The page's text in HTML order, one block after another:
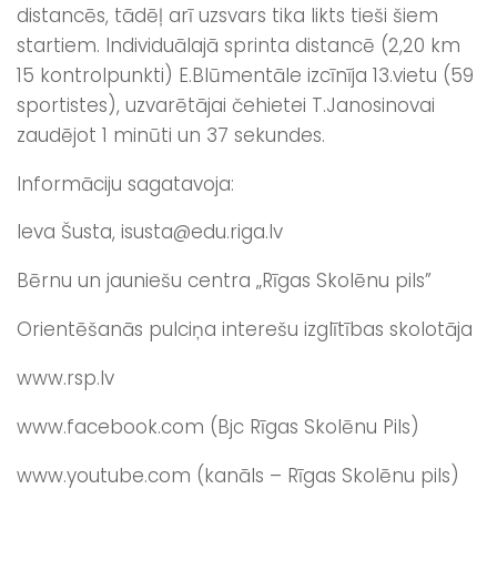
distancēs, tādēļ arī uzsvars tika likts tieši šiem
startiem. Individuālajā sprinta distancē (2,20 km
15 kontrolpunkti) E.Blūmentāle izcīnīja 13.vietu (59
sportistes), uzvarētājai čehietei T.Janosinovai
zaudējot 1 minūti un 37 sekundes.
Informāciju sagatavoja:
Ieva Šusta, isusta@edu.riga.lv
Bērnu un jauniešu centra „Rīgas Skolēnu pils”
Orientēšanās pulciņa interešu izglītības skolotāja
www.rsp.lv
www.facebook.com (Bjc Rīgas Skolēnu Pils)
www.youtube.com (kanāls – Rīgas Skolēnu pils)